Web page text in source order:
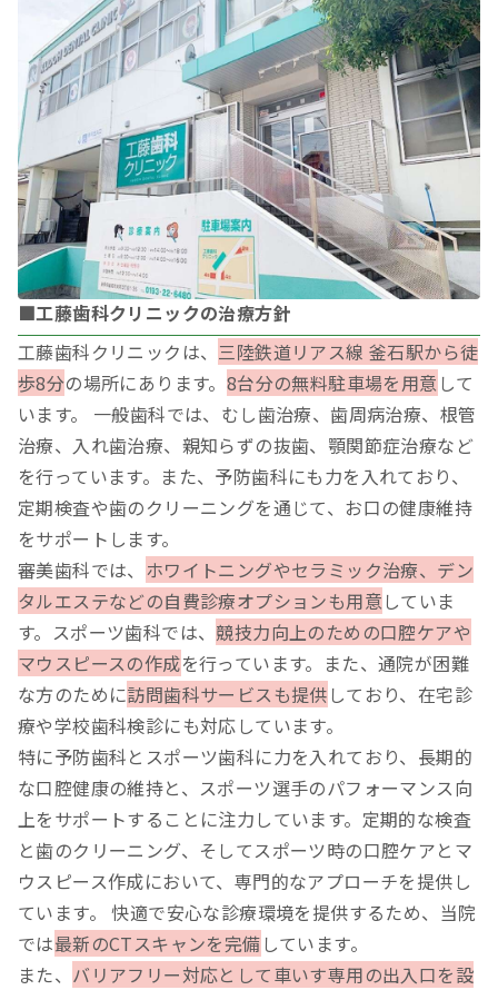
■工藤歯科クリニックの治療方針
工藤歯科クリニックは、 三陸鉄道リアス線 釜石駅から徒
歩8分の場所にあります。 8台分の無料駐車場を用意 して
います。 一般歯科では、むし歯治療、歯周病治療、根管
治療、入れ歯治療、親知らずの抜歯、顎関節症治療など
を行っています。また、予防歯科にも力を入れており、
定期検査や歯のクリーニングを通じて、お口の健康維持
をサポートします。
審美歯科では、 ホワイトニングやセラミック治療、デン
タルエステなどの自費診療オプションも用意 していま
す。スポーツ歯科では、 競技力向上のための口腔ケアや
マウスピースの作成を行っています。また、通院が困難
な方のために訪問歯科サービスも提供 しており、在宅診
療や学校歯科検診にも対応しています。
特に予防歯科とスポーツ歯科に力を入れており、長期的
な口腔健康の維持と、スポーツ選手のパフォーマンス向
上をサポートすることに注力しています。定期的な検査
と歯のクリーニング、そしてスポーツ時の口腔ケアとマ
ウスピース作成において、専門的なアプローチを提供し
ています。 快適で安心な診療環境を提供するため、当院
では最新のCTスキャンを完備 しています。
また、 バリアフリー対応として車いす専用の出入口を設